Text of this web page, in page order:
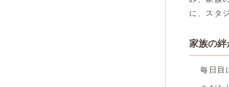
に、スタ
家族の絆
毎日目